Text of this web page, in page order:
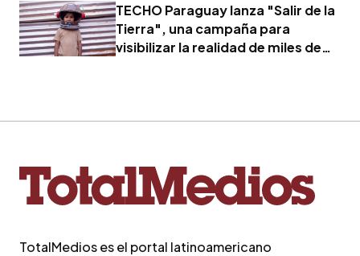
TECHO Paraguay lanza "Salir de la
Tierra", una campaña para
visibilizar la realidad de miles de
TotalMedios es el portal latinoamericano